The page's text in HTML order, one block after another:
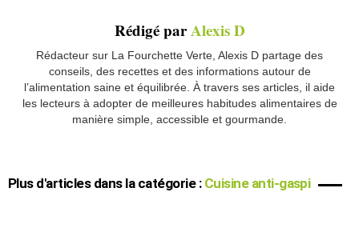
Rédigé parAlexis D
Rédacteur sur La Fourchette Verte, Alexis D partage des
conseils, des recettes et des informations autour de
l’alimentation saine et équilibrée. À travers ses articles, il aide
les lecteurs à adopter de meilleures habitudes alimentaires de
manière simple, accessible et gourmande.
Plus d'articles dans la catégorie : Cuisine anti-gaspi